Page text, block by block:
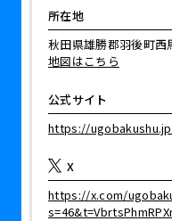
所在地
秋田県雄勝郡羽後町西
地図はこちら
公式サイト
https://
X
https://x.com/